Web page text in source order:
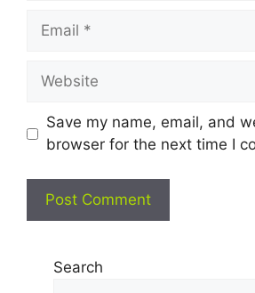
Email
Website
Save my name, email, and
browser for the next time I
Search